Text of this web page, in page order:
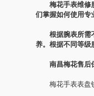
梅花手表维修服
们掌握如何使用专
根据腕表所需不
养。根据不同等级
南昌梅花售后保
梅花手表表盘